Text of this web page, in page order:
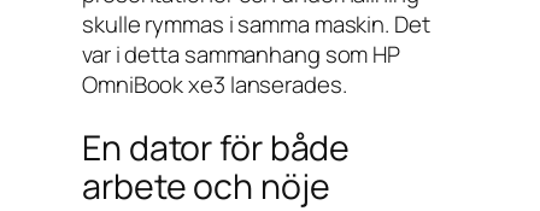
skulle rymmas i samma maskin. Det
var i detta sammanhang som HP
OmniBook xe3 lanserades.
En dator för både
arbete och nöje